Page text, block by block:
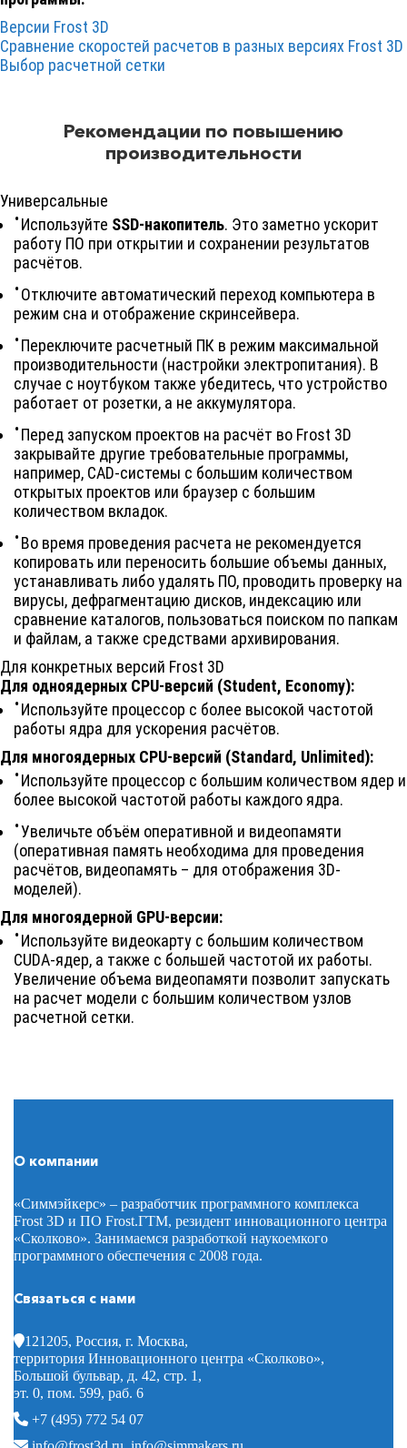
Версии Frost 3D
Cравнение скоростей расчетов в разных версиях Frost 3D
Выбор расчетной сетки
Рекомендации по повышению
производительности
Универсальные
Используйте SSD-накопитель. Это заметно ускорит
работу ПО при открытии и сохранении результатов
расчётов.
Отключите автоматический переход компьютера в
режим сна и отображение скринсейвера.
Переключите расчетный ПК в режим максимальной
производительности (настройки электропитания). В
случае с ноутбуком также убедитесь, что устройство
работает от розетки, а не аккумулятора.
Перед запуском проектов на расчёт во Frost 3D
закрывайте другие требовательные программы,
например, CAD-системы с большим количеством
открытых проектов или браузер с большим
количеством вкладок.
Во время проведения расчета не рекомендуется
копировать или переносить большие объемы данных,
устанавливать либо удалять ПО, проводить проверку на
вирусы, дефрагментацию дисков, индексацию или
сравнение каталогов, пользоваться поиском по папкам
и файлам, а также средствами архивирования.
Для конкретных версий Frost 3D
Для одноядерных CPU-версий (Student, Economy):
Используйте процессор с более высокой частотой
работы ядра для ускорения расчётов.
Для многоядерных CPU-версий (Standard, Unlimited):
Используйте процессор с большим количеством ядер и
более высокой частотой работы каждого ядра.
Увеличьте объём оперативной и видеопамяти
(оперативная память необходима для проведения
расчётов, видеопамять – для отображения 3D-
моделей).
Для многоядерной GPU-версии:
Используйте видеокарту с большим количеством
CUDA-ядер, а также с большей частотой их работы.
Увеличение объема видеопамяти позволит запускать
на расчет модели с большим количеством узлов
расчетной сетки.
О компании
«Симмэйкерс» – разработчик программного комплекса
Frost 3D и ПО Frost.ГТМ, резидент инновационного центра
«Сколково». Занимаемся разработкой наукоемкого
программного обеспечения с 2008 года.
Связаться с нами
121205, Россия, г. Москва,
территория Инновационного центра «Сколково»,
Большой бульвар, д. 42, стр. 1,
эт. 0, пом. 599, раб. 6
+7 (495) 772 54 07